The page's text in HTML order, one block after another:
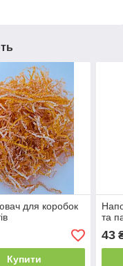
для коробок
Купити
та
43